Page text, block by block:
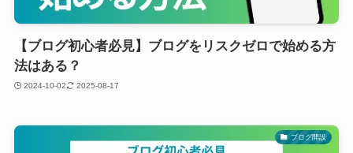
【ブログ初心者必見】ブログをリスクゼロで始める方
法はある？
2024-10-02 2025-08-17
ブログ開設